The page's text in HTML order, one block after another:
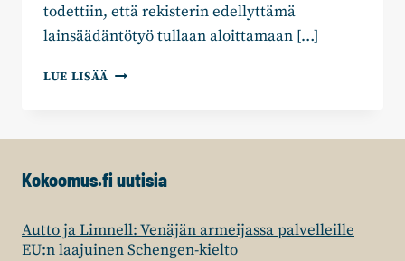
todettiin, että rekisterin edellyttämä
lainsäädäntötyö tullaan aloittamaan […]
LUE LISÄÄ KOKOOMUKSEN
Kokoomus.fi uutisia
Autto ja Limnell: Venäjän armeijassa palvelleille
EU:n laajuinen Schengen-kielto